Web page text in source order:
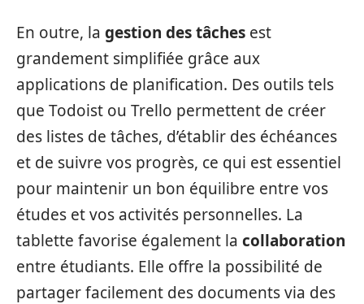
En outre, la gestion des tâches est
grandement simplifiée grâce aux
applications de planification. Des outils tels
que Todoist ou Trello permettent de créer
des listes de tâches, d’établir des échéances
et de suivre vos progrès, ce qui est essentiel
pour maintenir un bon équilibre entre vos
études et vos activités personnelles. La
tablette favorise également la collaboration
entre étudiants. Elle offre la possibilité de
partager facilement des documents via des